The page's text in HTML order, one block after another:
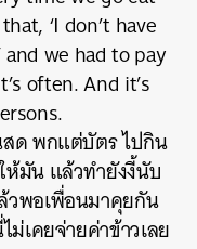
‘I don’t have
we had to pay
often. And it’s
ด พกแต่บัตร ไปกิน
ห้มัน แล้วทำยังงี้นับ
วพอเพื่อนมาคุยกัน
เคยจ่ายค่าข้าวเลย